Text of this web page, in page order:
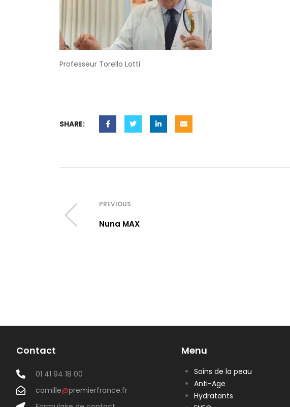
Professeur Torello Lotti
SHARE:
PREVIOUS
Nuna MAX
Contact
01 41 94 18 00
camille@premierfrance.fr
Menu
Soins de la peau
Anti-Age
Hydratants